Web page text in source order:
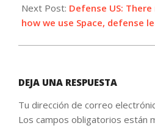
Next Post: Defense US:
how we use Space, defense
DEJA UNA RESPUESTA
Tu dirección de correo
Los campos obligatorios están